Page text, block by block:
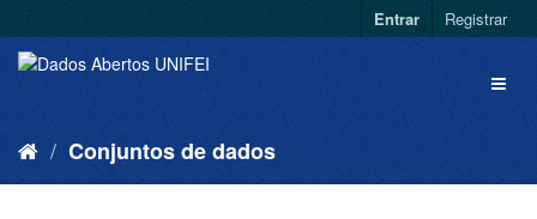
Entrar Registrar
Conjuntos de dados